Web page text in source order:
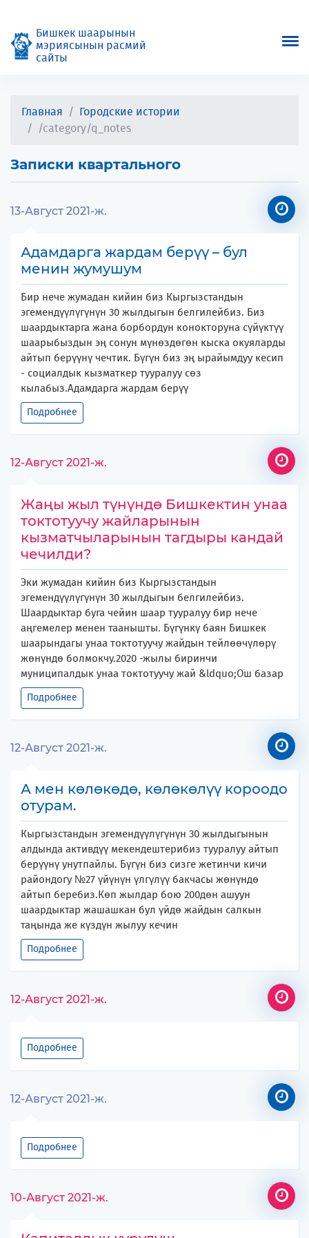
Бишкек шаарынын
мэриясынын расмий
сайты
Главная
Городские истории
/category/q_notes
Записки квартального
13-Август 2021-ж.
Адамдарга жардам берүү – бул
менин жумушум
Бир нече жумадан кийин биз Кыргызстандын
эгемендүүлүгүнүн 30 жылдыгын белгилейбиз. Биз
шаардыктарга жана борбордун конокторуна сүйүктүү
шаарыбыздын эң сонун мүнөздөгөн кыска окуяларды
айтып берүүнү чечтик. Бүгүн биз эң ырайымдуу кесип
- социалдык кызматкер тууралуу сөз
кылабыз.Адамдарга жардам берүү
Подробнее
12-Август 2021-ж.
Жаңы жыл түнүндө Бишкектин унаа
токтотуучу жайларынын
кызматчыларынын тагдыры кандай
чечилди?
Эки жумадан кийин биз Кыргызстандын
эгемендүүлүгүнүн 30 жылдыгын белгилейбиз.
Шаардыктар буга чейин шаар тууралуу бир нече
аңгемелер менен таанышты. Бүгүнкү баян Бишкек
шаарындагы унаа токтотуучу жайдын тейлөөчүлөрү
жөнүндө болмокчу.2020 -жылы биринчи
муниципалдык унаа токтотуучу жай &ldquo;Ош базар
Подробнее
12-Август 2021-ж.
А мен көлөкөдө, көлөкөлүү короодо
отурам.
Кыргызстандын эгемендүүлүгүнүн 30 жылдыгынын
алдында активдүү мекендештерибиз тууралуу айтып
берүүнү унутпайлы. Бүгүн биз сизге жетинчи кичи
райондогу №27 үйүнүн үлгүлүү бакчасы жөнүндө
айтып беребиз.Көп жылдар бою 200дөн ашуун
шаардыктар жашашкан бул үйдө жайдын салкын
таңында же күздүн жылуу кечин
Подробнее
12-Август 2021-ж.
Подробнее
12-Август 2021-ж.
Подробнее
10-Август 2021-ж.